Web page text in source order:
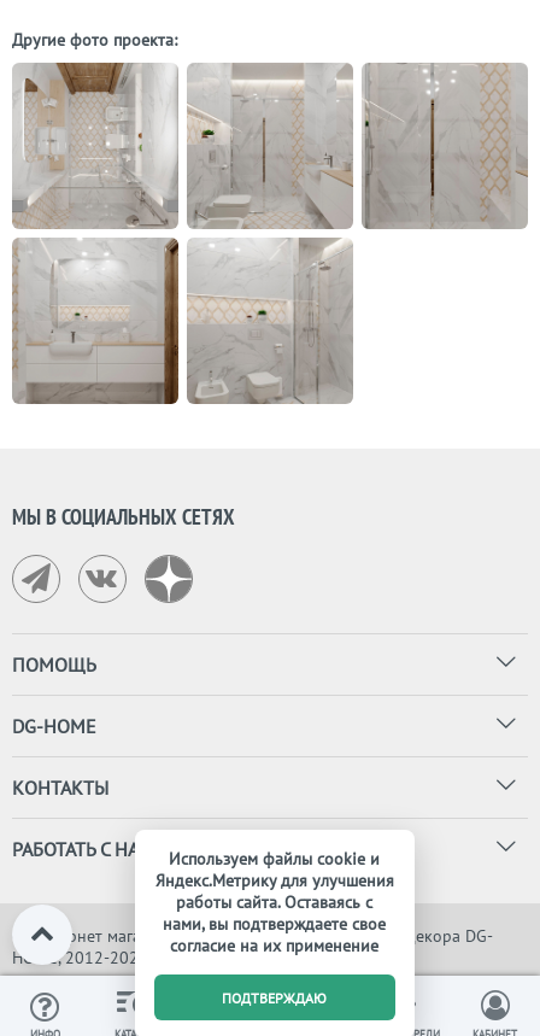
Другие фото проекта:
МЫ В СОЦИАЛЬНЫХ СЕТЯХ
ПОМОЩЬ
DG-HOME
КОНТАКТЫ
РАБОТАТЬ С НАМИ
© Интернет магазин дизайнерской мебели, света и декора DG-
HOME, 2012-2026. Все права защищены
0
Используем файлы cookie и
Яндекс.Метрику для улучшения
работы сайта. Оставаясь с
нами, вы подтверждаете свое
согласие на их применение
ПОДТВЕРЖДАЮ